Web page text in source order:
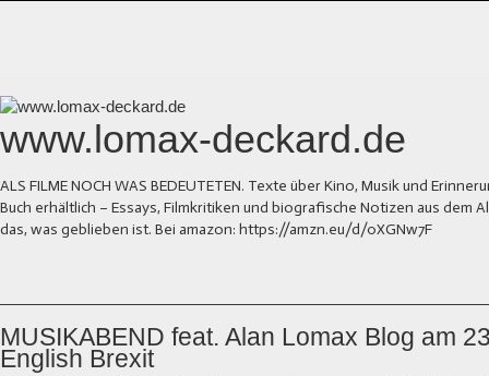
www.lomax-deckard.de
ALS FILME NOCH WAS BEDEUTETEN. Texte über Kino, Musik und
Buch erhältlich – Essays, Filmkritiken und biografische Notizen aus dem
das, was geblieben ist. Bei amazon: https://amzn.eu/d/0XGNw7F
MUSIKABEND feat. Alan Lomax Blog am
English Brexit